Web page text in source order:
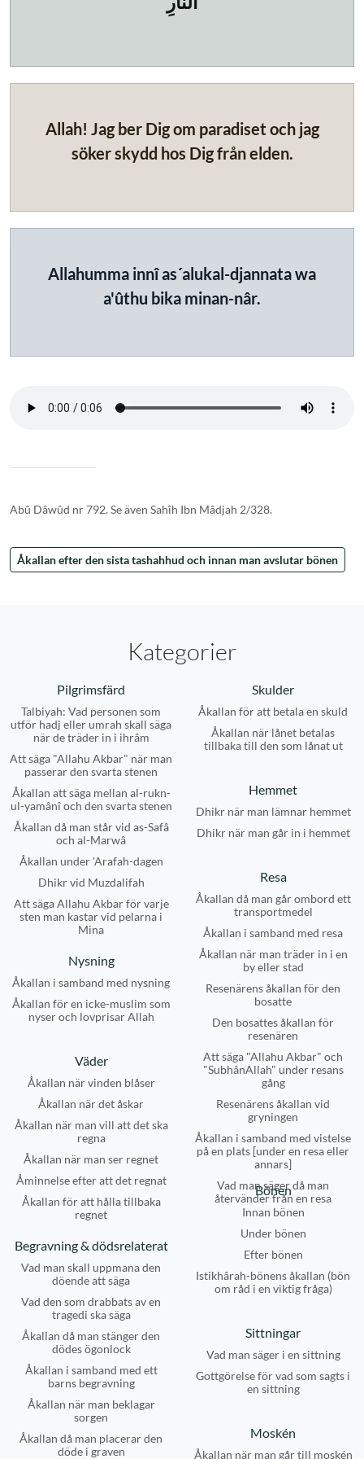
Allah! Jag ber Dig om paradiset och jag
söker skydd hos Dig från elden.
Allahumma innî as´alukal-djannata wa
a'ûthu bika minan-nâr.
Abû Dâwûd nr 792. Se även Sahîh Ibn Mâdjah 2/328.
Åkallan efter den sista tashahhud och innan man avslutar bönen
Kategorier
Pilgrimsfärd
Talbiyah: Vad personen som
utför hadj eller umrah skall säga
när de träder in i ihrâm
Att säga "Allahu Akbar" när man
passerar den svarta stenen
Åkallan att säga mellan al-rukn-
ul-yamânî och den svarta stenen
Åkallan då man står vid as-Safâ
och al-Marwâ
Åkallan under 'Arafah-dagen
Dhikr vid Muzdalifah
Att säga Allahu Akbar för varje
sten man kastar vid pelarna i
Mina
Skulder
Åkallan för att betala en skuld
Åkallan när lånet betalas
tillbaka till den som lånat ut
Hemmet
Dhikr när man lämnar hemmet
Dhikr när man går in i hemmet
Resa
Åkallan då man går ombord ett
transportmedel
Åkallan i samband med resa
Åkallan när man träder in i en
by eller stad
Resenärens åkallan för den
bosatte
Den bosattes åkallan för
resenären
Att säga "Allahu Akbar" och
"SubhânAllah" under resans
gång
Resenärens åkallan vid
gryningen
Åkallan i samband med vistelse
på en plats [under en resa eller
annars]
Vad man säger då man
återvänder från en resa
Nysning
Åkallan i samband med nysning
Åkallan för en icke-muslim som
nyser och lovprisar Allah
Väder
Åkallan när vinden blåser
Åkallan när det åskar
Åkallan när man vill att det ska
regna
Åkallan när man ser regnet
Åminnelse efter att det regnat
Åkallan för att hålla tillbaka
regnet
Bönen
Innan bönen
Under bönen
Efter bönen
Istikhârah-bönens åkallan (bön
om råd i en viktig fråga)
Begravning & dödsrelaterat
Vad man skall uppmana den
döende att säga
Vad den som drabbats av en
tragedi ska säga
Åkallan då man stänger den
dödes ögonlock
Åkallan i samband med ett
barns begravning
Åkallan när man beklagar
sorgen
Åkallan då man placerar den
döde i graven
Sittningar
Vad man säger i en sittning
Gottgörelse för vad som sagts i
en sittning
Moskén
Åkallan när man går till moskén